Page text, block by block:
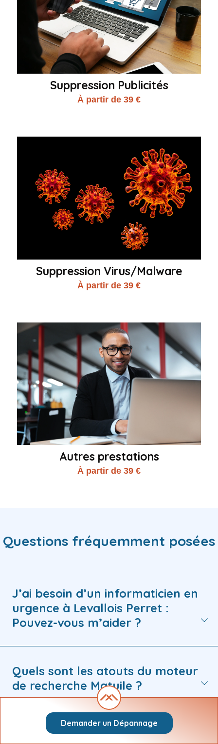
Suppression Publicités
À partir de 39 €
Suppression Virus/Malware
À partir de 39 €
Autres prestations
À partir de 39 €
Questions fréquemment posées
J’ai besoin d’un informaticien en
urgence à Levallois Perret :
Pouvez-vous m’aider ?
Quels sont les atouts du moteur
de recherche Matuile ?
Comment solliciter une
Demander un Dépannage